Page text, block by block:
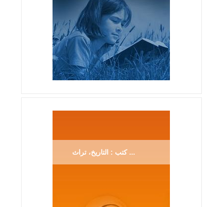
كتب : التاريخ، تراث ...